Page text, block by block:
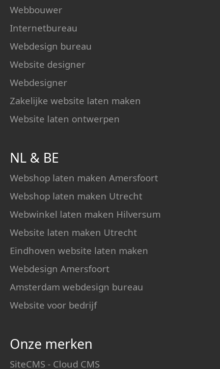
Webbouwer
Internetbureau
Webdesign bureau
Website designer
Webdesigner
Zakelijke website laten maken
Website laten ontwerpen
NL & BE
Webshop laten maken Amersfoort
Webshop laten maken Utrecht
Webwinkel laten maken Hilversum
Website laten maken Utrecht
Eindhoven website laten maken
Webdesign Amersfoort
Amsterdam webdesign bureau
Website voor bedrijf
Onze merken
SiteCMS - Cloud CMS